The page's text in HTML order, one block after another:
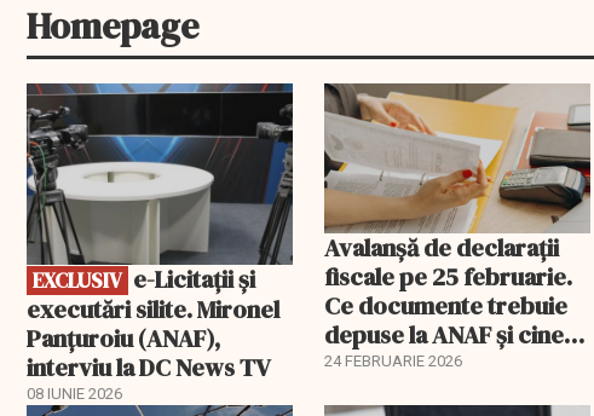
Homepage
EXCLUSIV
EXCLUSIV
executări silite. Mironel
Panțuroiu (ANAF),
interviu la DC News TV
08 IUNIE 2026
Avalanșă de declarații
fiscale pe 25 februarie.
Ce documente trebuie
depuse la ANAF și cine
este vizat
24 FEBRUARIE 2026